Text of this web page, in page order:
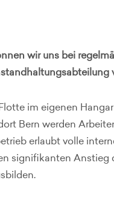
wir uns bei
im eigenen
Bern werden
erlaubt volle
signifikanten